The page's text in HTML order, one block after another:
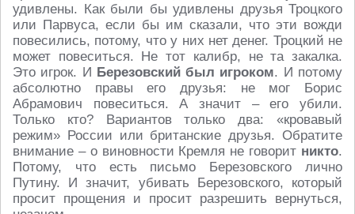
удивлены. Как были бы удивлены друзья Троцкого
или Парвуса, если бы им сказали, что эти вожди
повесились, потому, что у них нет денег. Троцкий не
может повеситься. Не тот калибр, не та закалка.
Это игрок. И Березовский был игроком. И потому
абсолютно правы его друзья: не мог Борис
Абрамович повеситься. А значит – его убили.
Только кто? Вариантов только два: «кровавый
режим» России или британские друзья. Обратите
внимание – о виновности Кремля не говорит никто.
Потому, что есть письмо Березовского лично
Путину. И значит, убивать Березовского, который
просит прощения и просит разрешить вернуться,